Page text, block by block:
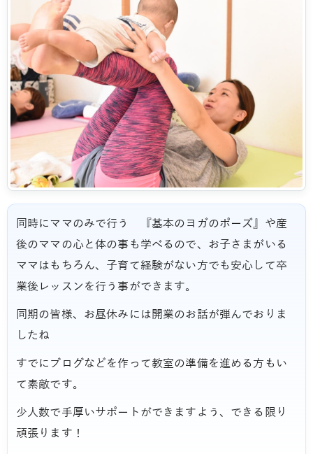
同時にママのみで行う 『基本のヨガのポーズ』や産
後のママの心と体の事も学べるので、お子さまがいる
ママはもちろん、子育て経験がない方でも安心して卒
業後レッスンを行う事ができます。
同期の皆様、お昼休みには開業のお話が弾んでおりま
したね
すでにブログなどを作って教室の準備を進める方もい
て素敵です。
少人数で手厚いサポートができますよう、できる限り
頑張ります！